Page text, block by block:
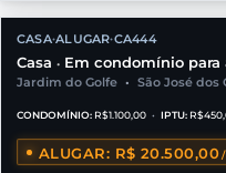
CASA•ALUGAR•CA444
Casa • Em condomínio para
Jardim do Golfe • São José dos
CONDOMÍNIO: R$1.100,00 • IPTU:
ALUGAR: R$ 20.500,00